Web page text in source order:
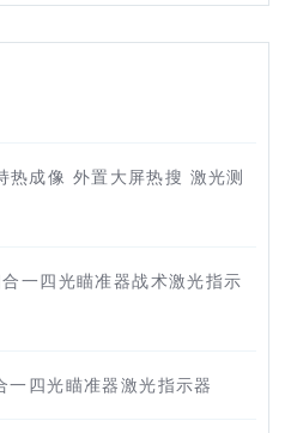
热成像 外置大屏热搜 激光测
一四光瞄准器战术激光指示
四光瞄准器激光指示器